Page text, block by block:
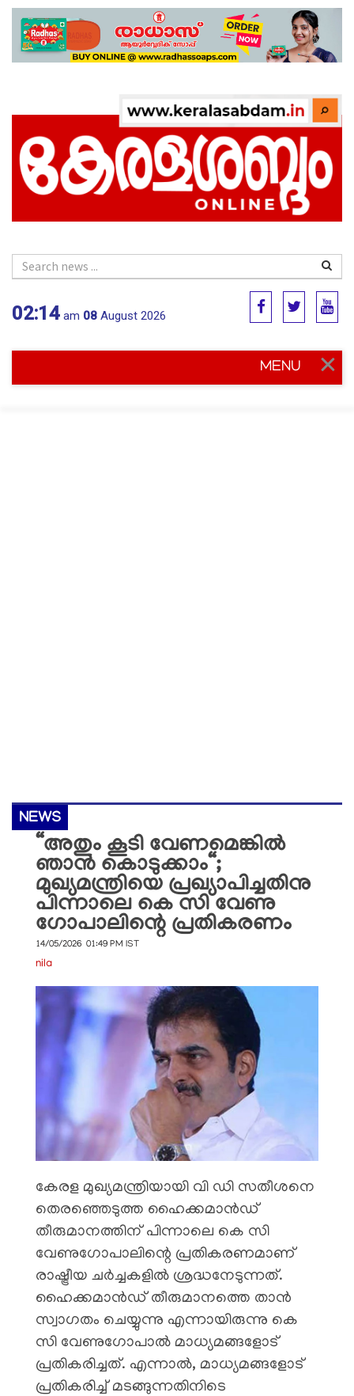
02:14 am 08 August 2026
MENU
NEWS
“അതും കൂടി വേണമെങ്കിൽ
ഞാൻ കൊടുക്കാം“;
മുഖ്യമന്ത്രിയെ പ്രഖ്യാപിച്ചതിനു
പിന്നാലെ കെ സി വേണു​
ഗോപാലിന്റെ പ്രതികരണം
14/05/2026 01:49 PM IST
nila
കേരള മുഖ്യമന്ത്രിയായി വി ഡി സതീശനെ
തെരഞ്ഞെടുത്ത ഹൈക്കമാൻഡ്
തീരുമാനത്തിന് പിന്നാലെ കെ സി
വേണുഗോപാലിന്റെ പ്രതികരണമാണ്
രാഷ്ട്രീയ ചർച്ചകളിൽ ശ്രദ്ധനേടുന്നത്.
ഹൈക്കമാൻഡ് തീരുമാനത്തെ താൻ
സ്വാ​ഗതം ചെയ്യുന്നു എന്നായിരുന്നു കെ
സി വേണു​ഗോപാൽ മാധ്യമങ്ങളോട്
പ്രതികരിച്ചത്. എന്നാൽ, മാധ്യമങ്ങളോട്
പ്രതികരിച്ച് മടങ്ങുന്നതിനിടെ